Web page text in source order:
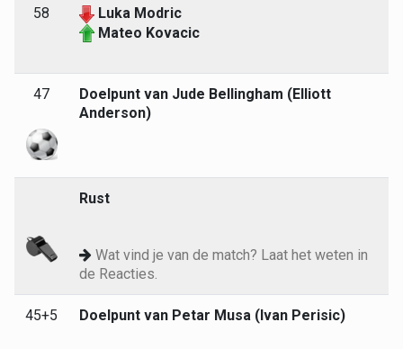
58
Luka Modric
Mateo Kovacic
47
Doelpunt van Jude Bellingham (Elliott
Anderson)
Rust
Wat vind je van de match? Laat het weten in
de Reacties.
45+5 Doelpunt van Petar Musa (Ivan Perisic)